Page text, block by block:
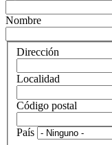
Nombre
Dirección
Localidad
Código postal
País